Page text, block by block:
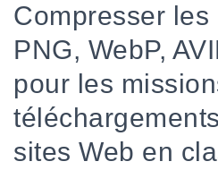
Compresser les
PNG, WebP,
pour les
sites Web en